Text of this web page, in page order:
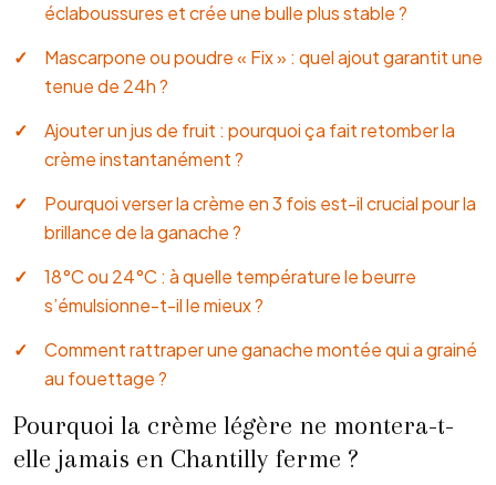
éclaboussures et crée une bulle plus stable ?
Mascarpone ou poudre « Fix » : quel ajout garantit une
tenue de 24h ?
Ajouter un jus de fruit : pourquoi ça fait retomber la
crème instantanément ?
Pourquoi verser la crème en 3 fois est-il crucial pour la
brillance de la ganache ?
18°C ou 24°C : à quelle température le beurre
s’émulsionne-t-il le mieux ?
Comment rattraper une ganache montée qui a grainé
au fouettage ?
Pourquoi la crème légère ne montera-t-
elle jamais en Chantilly ferme ?